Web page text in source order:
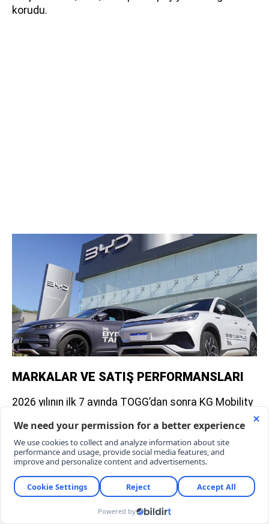
korudu.
MARKALAR VE SATIŞ PERFORMANSLARI
2026 yılının ilk 7 ayında TOGG’dan sonra KG Mobility
yerleşti:
Öne Çıkan Markalar:Volvo, Citroen, Opel, BMW,
rakamlarına ulaştı.
1000 Adet Barajını Aşanlar:Hyundai, Kia, Fiat,
Skoda, Ford, Renault ve Peugeot 1000 satış